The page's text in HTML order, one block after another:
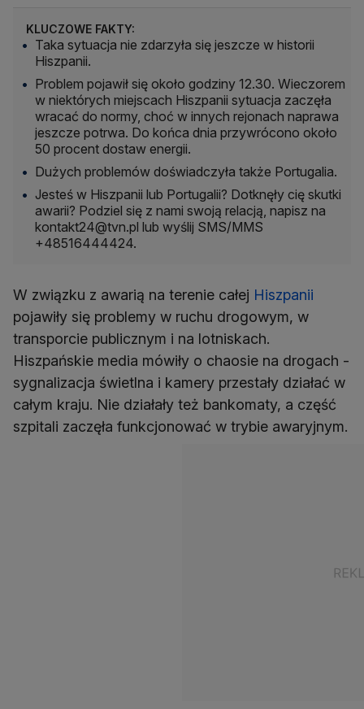
KLUCZOWE FAKTY:
Taka sytuacja nie zdarzyła się jeszcze w historii
Hiszpanii.
Problem pojawił się około godziny 12.30. Wieczorem
w niektórych miejscach Hiszpanii sytuacja zaczęła
wracać do normy, choć w innych rejonach naprawa
jeszcze potrwa. Do końca dnia przywrócono około
50 procent dostaw energii.
Dużych problemów doświadczyła także Portugalia.
Jesteś w Hiszpanii lub Portugalii? Dotknęły cię skutki
awarii? Podziel się z nami swoją relacją, napisz na
kontakt24@tvn.pl lub wyślij SMS/MMS
+48516444424.
W związku z awarią na terenie całej Hiszpanii
pojawiły się problemy w ruchu drogowym, w
transporcie publicznym i na lotniskach.
Hiszpańskie media mówiły o chaosie na drogach -
sygnalizacja świetlna i kamery przestały działać w
całym kraju. Nie działały też bankomaty, a część
szpitali zaczęła funkcjonować w trybie awaryjnym.